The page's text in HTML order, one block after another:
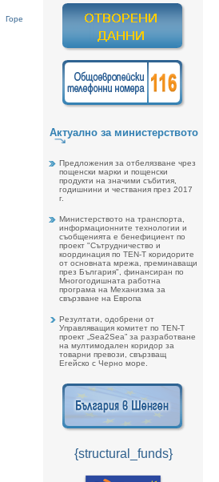
Горе
Актуално за министерството
Предложения за отбелязване чрез
пощенски марки и пощенски
продукти на значими събития,
годишнини и чествания през 2017
г.
Министерството на транспорта,
информационните технологии и
съобщенията е бенефициент по
проект "Сътрудничество и
координация по TEN-T коридорите
от основната мрежа, преминаващи
през България", финансиран по
Многогодишната работна
програма на Механизма за
свързване на Европа
Резултати, одобрени от
Управляващия комитет по TEN-T
проект „Sea2Sea” за разработване
на мултимодален коридор за
товарни превози, свързващ
Егейско с Черно море.
{structural_funds}